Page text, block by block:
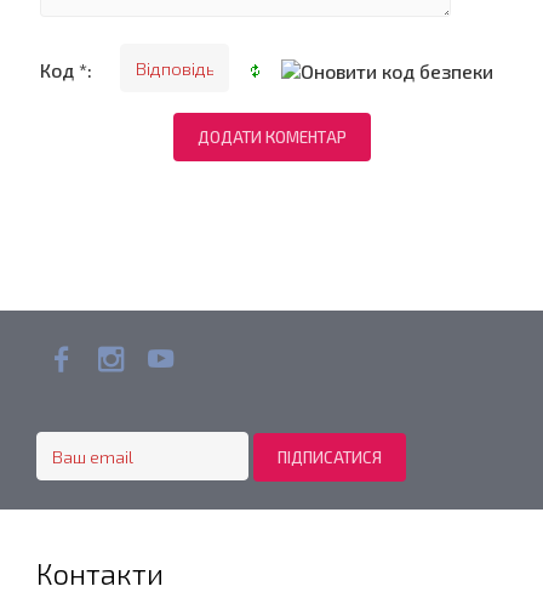
Код *:
Контакти